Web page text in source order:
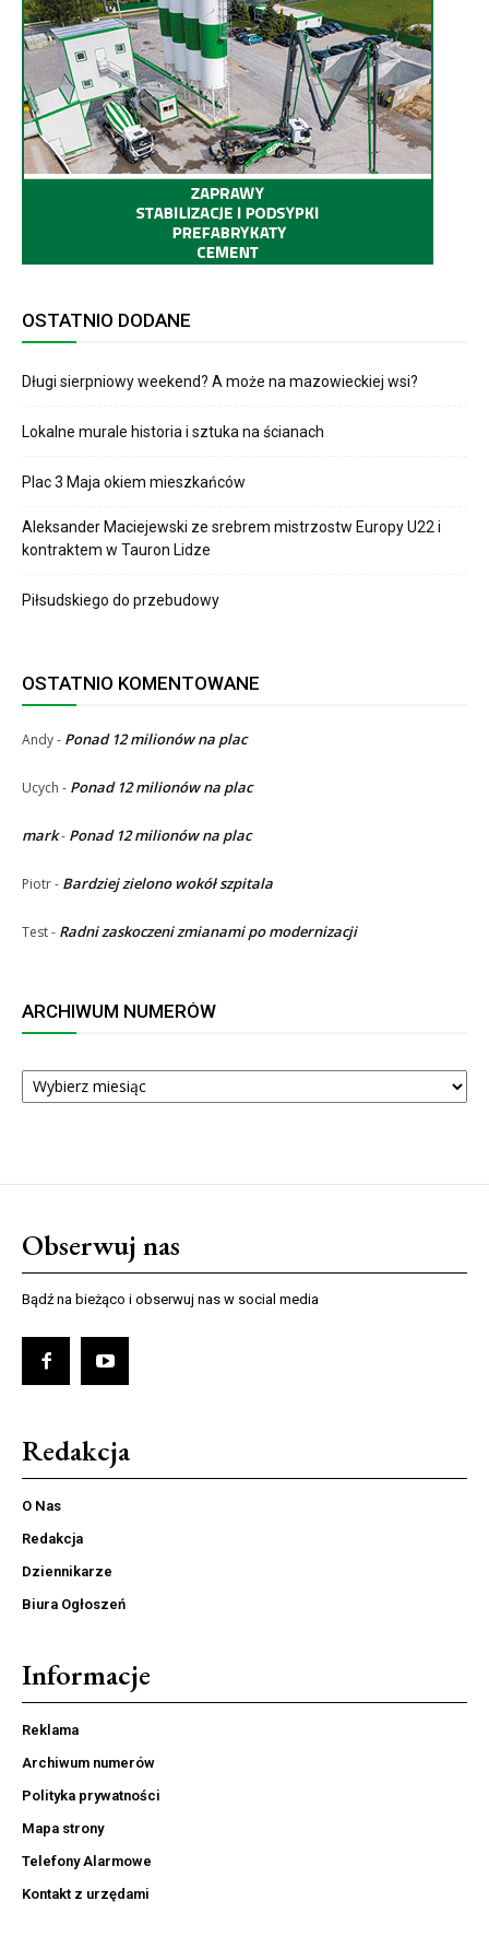
OSTATNIO DODANE
Długi sierpniowy weekend? A może na mazowieckiej wsi?
Lokalne murale historia i sztuka na ścianach
Plac 3 Maja okiem mieszkańców
Aleksander Maciejewski ze srebrem mistrzostw Europy U22 i
kontraktem w Tauron Lidze
Piłsudskiego do przebudowy
OSTATNIO KOMENTOWANE
Andy- Ponad 12 milionów na plac
Ucych - Ponad 12 milionów na plac
mark- Ponad 12 milionów na plac
Piotr- Bardziej zielono wokół szpitala
Test- Radni zaskoczeni zmianami po modernizacji
ARCHIWUM NUMERÓW
ARCHIWUM
NUMERÓW
Obserwuj nas
Bądź na bieżąco i obserwuj nas w social media
Redakcja
O Nas
Redakcja
Dziennikarze
Biura Ogłoszeń
Informacje
Reklama
Archiwum numerów
Polityka prywatności
Mapa strony
Telefony Alarmowe
Kontakt z urzędami